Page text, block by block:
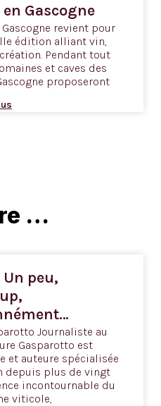
Gascogne
revient pour
édition alliant vin,
Pendant tout
et caves des
proposeront
…
Un peu,
Journaliste au
Gasparotto est
et auteure spécialisée
depuis plus de vingt
incontournable du
viticole,